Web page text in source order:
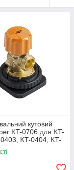
кутовий
KT-0706 для KT-
KT-0404, KT-
(KR5723)